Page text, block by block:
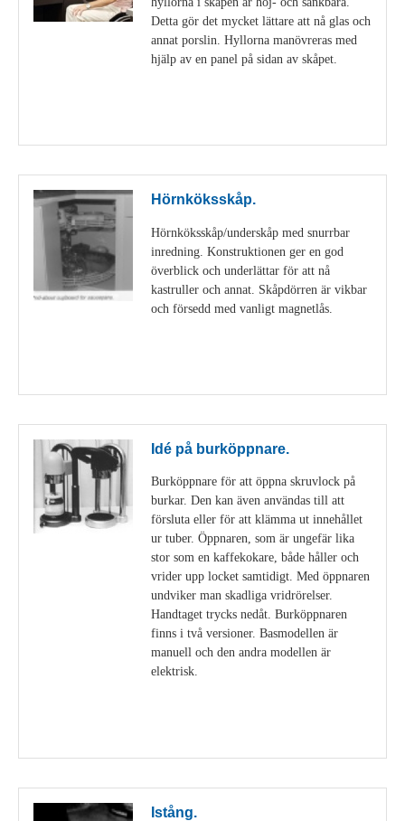
Detta gör det mycket lättare att nå glas och
annat porslin. Hyllorna manövreras med
hjälp av en panel på sidan av skåpet.
Hörnköksskåp.
Hörnköksskåp/underskåp med snurrbar
inredning. Konstruktionen ger en god
överblick och underlättar för att nå
kastruller och annat. Skåpdörren är vikbar
och försedd med vanligt magnetlås.
Idé på burköppnare.
Burköppnare för att öppna skruvlock på
burkar. Den kan även användas till att
försluta eller för att klämma ut innehållet
ur tuber. Öppnaren, som är ungefär lika
stor som en kaffekokare, både håller och
vrider upp locket samtidigt. Med öppnaren
undviker man skadliga vridrörelser.
Handtaget trycks nedåt. Burköppnaren
finns i två versioner. Basmodellen är
manuell och den andra modellen är
elektrisk.
Istång.